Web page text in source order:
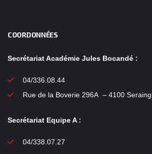
COORDONNÉES
Secrétariat Académie Jules Bocandé :
04/336.08.44
Rue de la Boverie 296A – 4100 Seraing
Secrétariat Equipe A :
04/338.07.27